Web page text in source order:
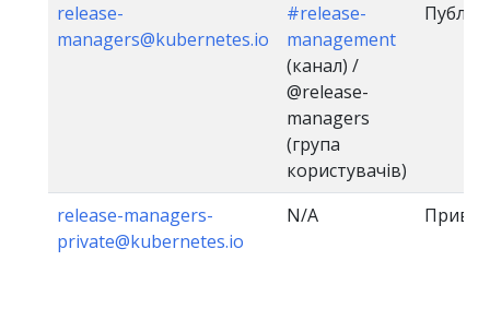
release-
managers@kubernetes.io
#release-
management
(канал) /
@release-
managers
(група
користувачів)
release-managers-
private@kubernetes.io
N/A